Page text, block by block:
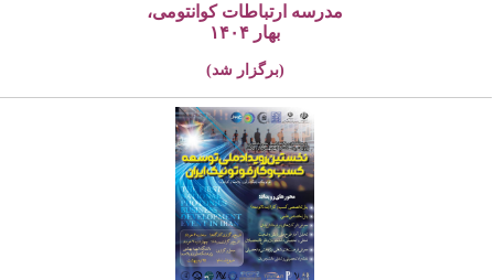
مدرسه ارتباطات کوانتومی،
بهار ۱۴۰۴
(برگزار شد)